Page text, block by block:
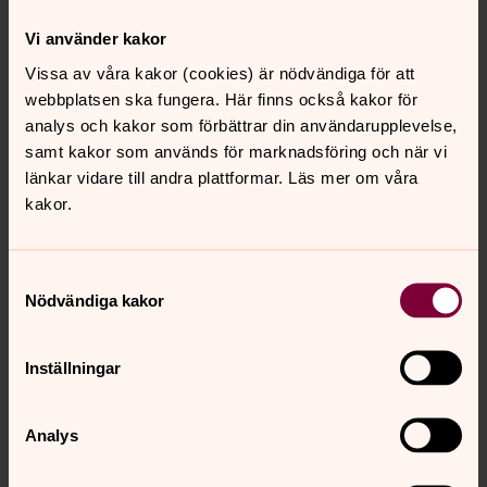
Vi använder kakor
Vissa av våra kakor (cookies) är nödvändiga för att
webbplatsen ska fungera. Här finns också kakor för
analys och kakor som förbättrar din användarupplevelse,
samt kakor som används för marknadsföring och när vi
länkar vidare till andra plattformar. Läs mer om våra
kakor.
Nödvändiga kakor
Inställningar
Analys
Allt fler konfirmerar sig, ungefär 30 000 ungdomar
konfirmeras årligen i Svenska kyrkan.
Jag är vuxen. Kan jag konfirmera mig?
Absolut, det är aldrig för sent att konfirmera sig. Ta
kontakt med din hemförsamling så ordnar vi ett
upplägg som passar dig.
Hitta din grupp här!
Start: 1 September 2026
Konfirmationstiden är en möjlighet att fundera över